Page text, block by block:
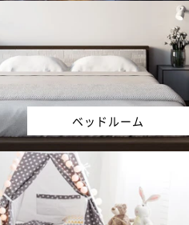
ベッドルーム